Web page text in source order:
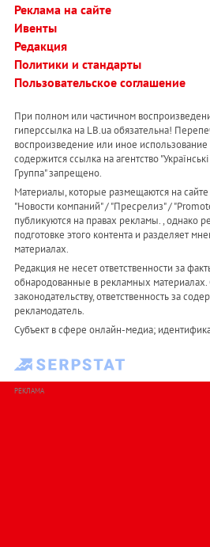
Реклама на сайте
Ивенты
Редакция
Политики и стандарты
Пользовательское соглашение
При полном или частичном
гиперссылка на LB.ua обязательна!
воспроизведение или иное
содержится ссылка на агентство
Группа" запрещено.
Материалы, которые размещаются на
"Новости компаний" / "Пресрелиз" /
публикуются на правах рекламы. , однако
подготовке этого контента и разделяет
материалах.
Редакция не несет ответственности за
обнародованные в рекламных материалах.
законодательству, ответственность за
рекламодатель.
Субъект в сфере онлайн-медиа;
РЕКЛАМА